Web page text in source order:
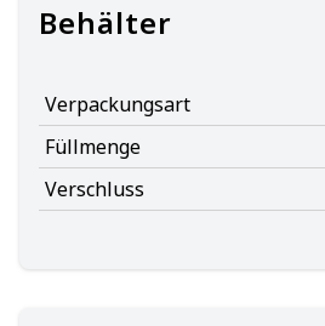
Behälter
Verpackungsart
Füllmenge
Verschluss